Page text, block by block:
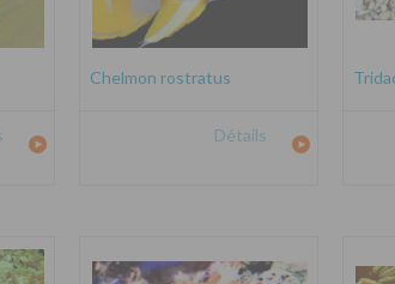
Chelmon rostratus
Détails